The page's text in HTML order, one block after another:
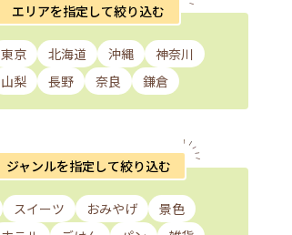
エリアを指定して絞り込む
東京 北海道 沖縄
神奈川
山梨 長野 奈良 鎌倉
ジャンルを指定して絞り込む
スイーツ おみやげ
景色